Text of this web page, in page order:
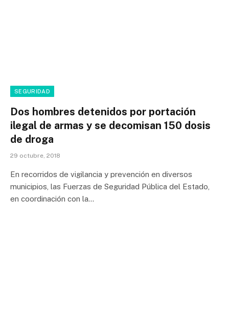
SEGURIDAD
Dos hombres detenidos por portación
ilegal de armas y se decomisan 150 dosis
de droga
29 octubre, 2018
En recorridos de vigilancia y prevención en diversos
municipios, las Fuerzas de Seguridad Pública del Estado,
en coordinación con la…